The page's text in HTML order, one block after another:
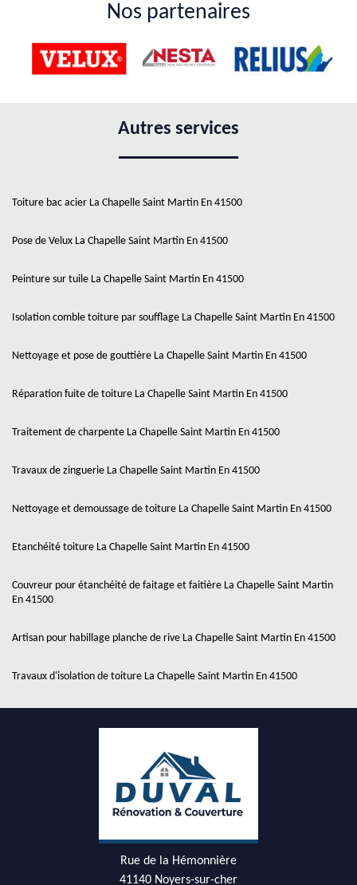
Nos partenaires
Autres services
Toiture bac acier La Chapelle Saint Martin En 41500
Pose de Velux La Chapelle Saint Martin En 41500
Peinture sur tuile La Chapelle Saint Martin En 41500
Isolation comble toiture par soufflage La Chapelle Saint Martin En 41500
Nettoyage et pose de gouttière La Chapelle Saint Martin En 41500
Réparation fuite de toiture La Chapelle Saint Martin En 41500
Traitement de charpente La Chapelle Saint Martin En 41500
Travaux de zinguerie La Chapelle Saint Martin En 41500
Nettoyage et demoussage de toiture La Chapelle Saint Martin En 41500
Etanchéité toiture La Chapelle Saint Martin En 41500
Couvreur pour étanchéité de faitage et faitière La Chapelle Saint Martin
En 41500
Artisan pour habillage planche de rive La Chapelle Saint Martin En 41500
Travaux d'isolation de toiture La Chapelle Saint Martin En 41500
Rue de la Hémonnière
41140 Noyers-sur-cher